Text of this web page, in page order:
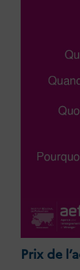
Prix de